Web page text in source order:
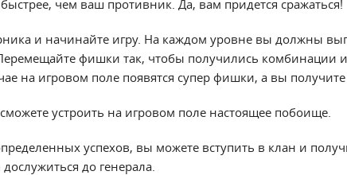
чем ваш противник. Да, вам придется сражаться!
и начинайте игру. На каждом уровне вы должны
фишки так, чтобы получились комбинации
на игровом поле появятся супер фишки, а вы
устроить на игровом поле настоящее побоище.
успехов, вы можете вступить в клан и
до генерала.